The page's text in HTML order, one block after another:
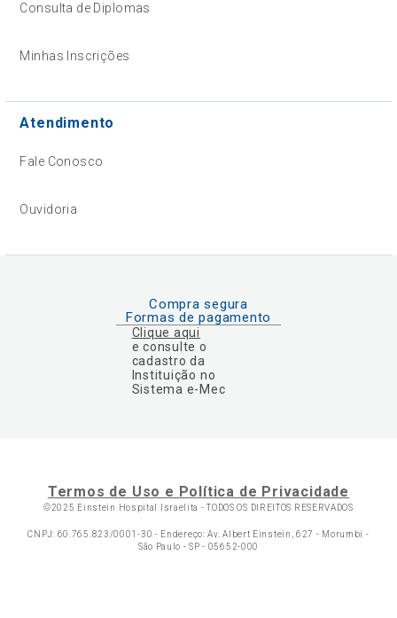
Consulta de Diplomas
Minhas Inscrições
Atendimento
Fale Conosco
Ouvidoria
Compra segura
Formas de pagamento
Clique aqui
e consulte o
cadastro da
Instituição no
Sistema e-Mec
Termos de Uso e Política de Privacidade
©2025 Einstein Hospital Israelita -TODOS OS DIREITOS RESERVADOS
CNPJ: 60.765.823/0001-30 - Endereço: Av. Albert Einstein, 627 - Morumbi -
São Paulo - SP - 05652-000